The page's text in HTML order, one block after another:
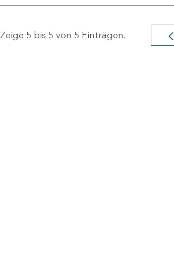
Zeige 5 bis 5 von 5 Einträgen.